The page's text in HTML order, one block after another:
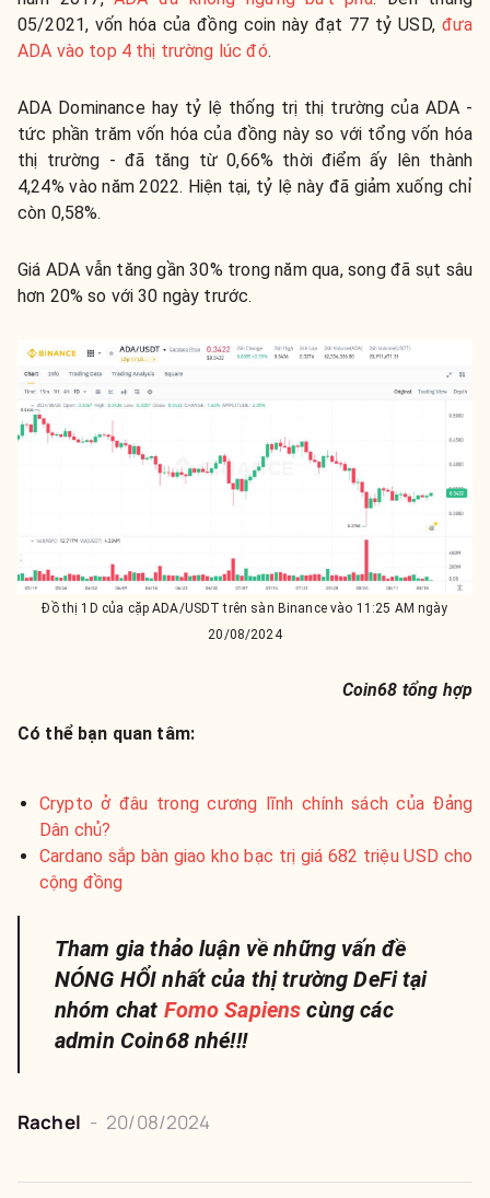
05/2021, vốn hóa của đồng coin này đạt 77 tỷ USD, đưa
ADA vào top 4 thị trường lúc đó.
ADA Dominance hay tỷ lệ thống trị thị trường của ADA -
tức phần trăm vốn hóa của đồng này so với tổng vốn hóa
thị trường - đã tăng từ 0,66% thời điểm ấy lên thành
4,24% vào năm 2022. Hiện tại, tỷ lệ này đã giảm xuống chỉ
còn 0,58%.
Giá ADA vẫn tăng gần 30% trong năm qua, song đã sụt sâu
hơn 20% so với 30 ngày trước.
Đồ thị 1D của cặp ADA/USDT trên sàn Binance vào 11:25 AM ngày
20/08/2024
Coin68 tổng hợp
Có thể bạn quan tâm:
Crypto ở đâu trong cương lĩnh chính sách của Đảng
Dân chủ?
Cardano sắp bàn giao kho bạc trị giá 682 triệu USD cho
cộng đồng
Tham gia thảo luận về những vấn đề
NÓNG HỔI nhất của thị trường DeFi tại
nhóm chat Fomo Sapiens cùng các
admin Coin68 nhé!!!
Rachel - 20/08/2024